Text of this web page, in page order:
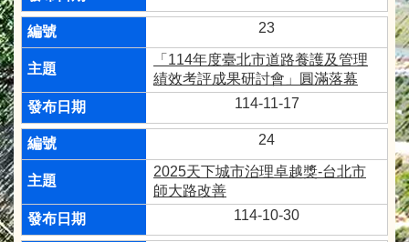
23
「114年度臺北市道路養護及管理
績效考評成果研討會」圓滿落幕
114-11-17
24
2025天下城市治理卓越獎-台北市
師大路改善
114-10-30